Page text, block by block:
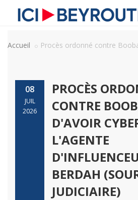
Accueil Procès ordonné contre
08
JUIL
2026
PROCÈS
CONTRE
D'AVOIR
L'AGENTE
BERDAH
JUDICIAIRE)